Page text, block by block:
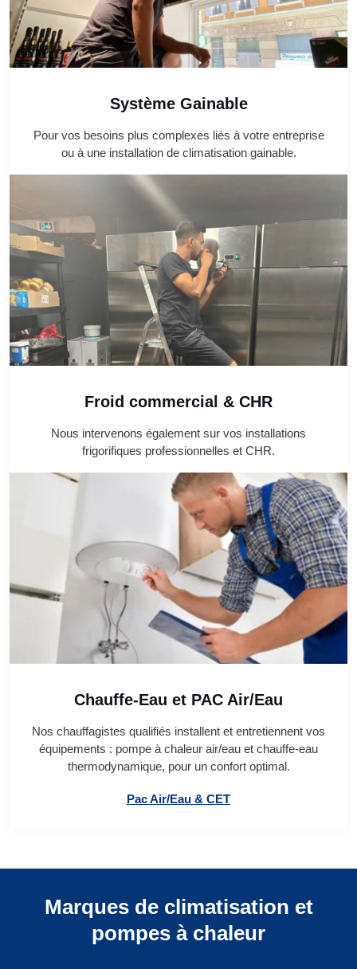
Système Gainable
Pour vos besoins plus complexes liés à votre entreprise
ou à une installation de climatisation gainable.
Froid commercial & CHR
Nous intervenons également sur vos installations
frigorifiques professionnelles et CHR.
Chauffe-Eau et PAC Air/Eau
Nos chauffagistes qualifiés installent et entretiennent vos
équipements : pompe à chaleur air/eau et chauffe-eau
thermodynamique, pour un confort optimal.
Pac Air/Eau & CET
Marques de climatisation et
pompes à chaleur